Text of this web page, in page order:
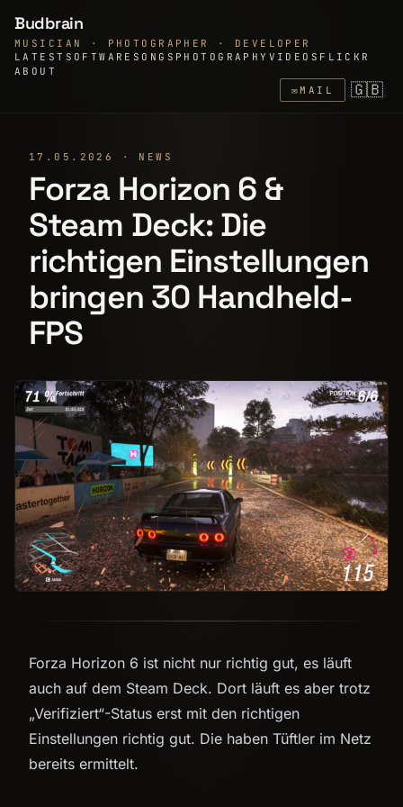
Budbrain
MUSICIAN · PHOTOGRAPHER · DEVELOPER
LATEST SOFTWARE SONGS PHOTOGRAPHY VIDEOS FLICKR
ABOUT
✉MAIL 🇬🇧
17.05.2026 · NEWS
Forza Horizon 6 &
Steam Deck: Die
richtigen Einstellungen
bringen 30 Handheld-
FPS
Forza Horizon 6 ist nicht nur richtig gut, es läuft
auch auf dem Steam Deck. Dort läuft es aber trotz
„Verifiziert“-Status erst mit den richtigen
Einstellungen richtig gut. Die haben Tüftler im Netz
bereits ermittelt.